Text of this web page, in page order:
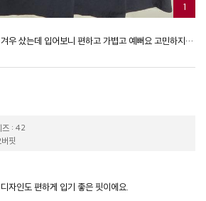
1
살까 말까 수없이 고민하다가 겨우 샀는데 입어보니 편하고 가볍고 예뻐요 고민하지말구 빨리 살걸 그랬어요 ㅎ
즈 : 42
핏
자인도 편하게 입기 좋은 핏이에요.